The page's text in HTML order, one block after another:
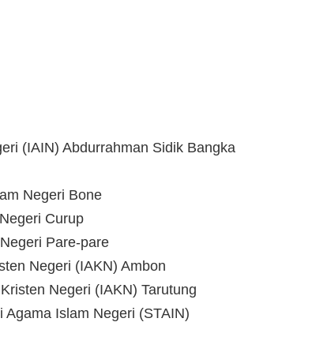
(IAIN) Abdurrahman Sidik Bangka
Negeri Bone
Curup
Pare-pare
Negeri (IAKN) Ambon
Negeri (IAKN) Tarutung
Islam Negeri (STAIN)